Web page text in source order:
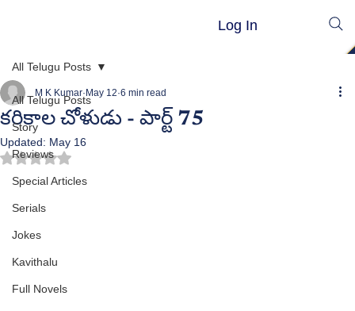
Log In
All Telugu Posts
Story
Reviews
Special Articles
Serials
Jokes
Kavithalu
Full Novels
All Telugu Posts
కరికాల చోళుడు - పార్ట్ 75
M K Kumar May 12 6 min read
Updated: May 16
Rated NaN out of 5 stars.